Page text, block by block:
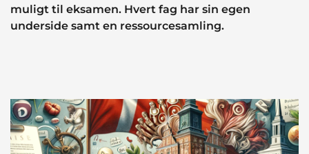
muligt til eksamen. Hvert fag har sin egen
underside samt en ressourcesamling.